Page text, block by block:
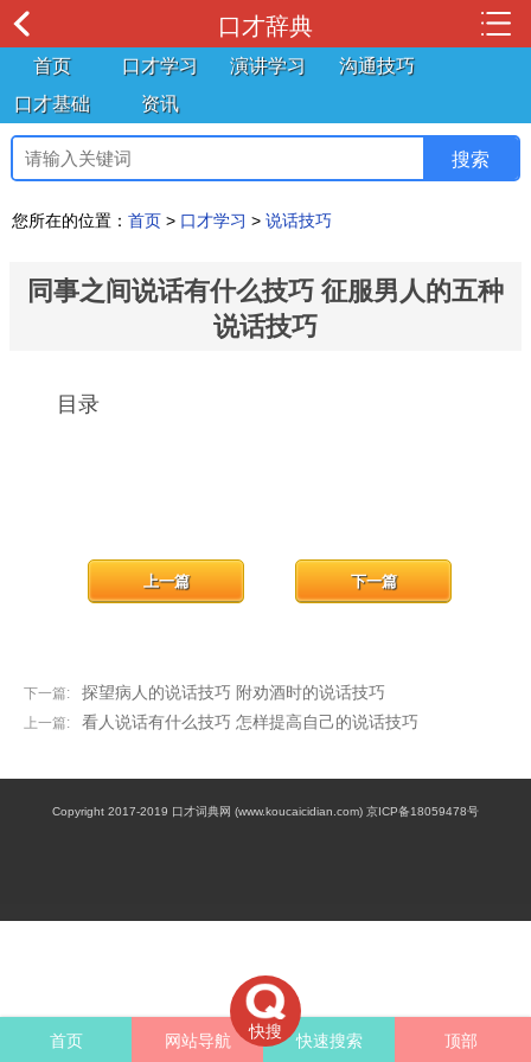
口才辞典
首页 口才学习 演讲学习
沟通技巧
口才基础
资讯
您所在的位置： 首页 > 口才学习 > 说话技巧
同事之间说话有什么技巧 征服男人的五种
说话技巧
目录
下一篇: 探望病人的说话技巧 附劝酒时的说话技巧
下一篇
上一篇: 看人说话有什么技巧 怎样提高自己的说话技巧
上一篇
快搜
首页 网站导航 快速搜索 顶部
Copyright 2017-2019 口才词典网 (www.koucaicidian.com) 京ICP备18059478号